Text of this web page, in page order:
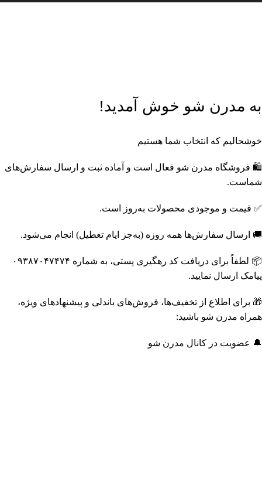
به مدرن شو خوش آمدید!
خوشحالیم که انتخاب شما هستیم
🛍️ فروشگاه مدرن شو فعال است و آماده ثبت و ارسال سفارش‌های
شماست.
✅ قیمت و موجودی محصولات به‌روز است.
🚚 ارسال سفارش‌ها همه روزه (به‌جز ایام تعطیل) انجام می‌شود.
📦 لطفاً برای دریافت کد رهگیری پستی، به شماره ۰۹۳۸۷۰۴۷۴۷۴
پیامک ارسال نمایید.
🎁 برای اطلاع از تخفیف‌ها، فروش‌های باندلی و پیشنهادهای ویژه،
همراه مدرن شو باشید:
🔔 عضویت در کانال مدرن شو